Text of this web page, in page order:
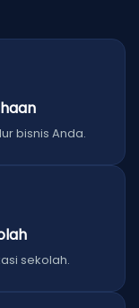
bisnis Anda.
sekolah.